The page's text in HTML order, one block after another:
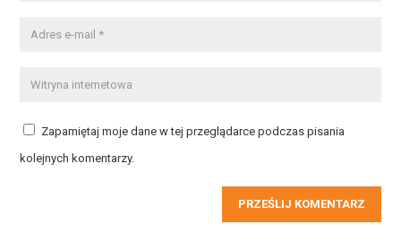
Zapamiętaj moje dane w tej przeglądarce podczas pisania
kolejnych komentarzy.
PRZEŚLIJ KOMENTARZ